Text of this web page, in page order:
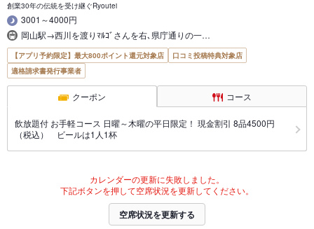
創業30年の伝統を受け継ぐRyoutei
3001～4000円
岡山駅→西川を渡りﾏﾙｺﾞさんを右､県庁通りの一…
【アプリ予約限定】最大800ポイント還元対象店
口コミ投稿特典対象店
適格請求書発行事業者
クーポン コース
飲放題付 お手軽コース 日曜～木曜の平日限定！ 現金割引 8品4500円
（税込） ビールは1人1杯
カレンダーの更新に失敗しました。
下記ボタンを押して空席状況を更新してください。
空席状況を更新する